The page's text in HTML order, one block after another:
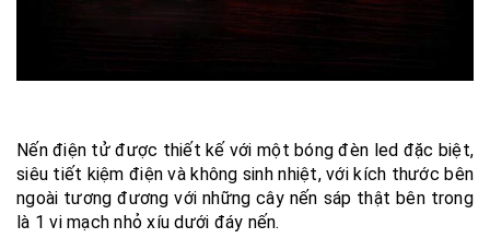
Nến điện tử được thiết kế với một bóng đèn led đặc biệt,
siêu tiết kiệm điện và không sinh nhiệt, với kích thước bên
ngoài tương đương với những cây nến sáp thật bên trong
là 1 vi mạch nhỏ xíu dưới đáy nến.